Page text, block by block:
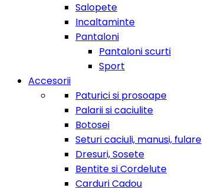
Salopete
Incaltaminte
Pantaloni
Pantaloni scurti
Sport
Accesorii
Paturici si prosoape
Palarii si caciulite
Botosei
Seturi caciuli, manusi, fulare
Dresuri, Sosete
Bentite si Cordelute
Carduri Cadou